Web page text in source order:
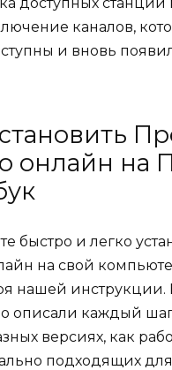
каналов,
и вновь
онлайн на
быстро и легко
на свой
нашей
описали каждый шаг
версиях, как
подходящих